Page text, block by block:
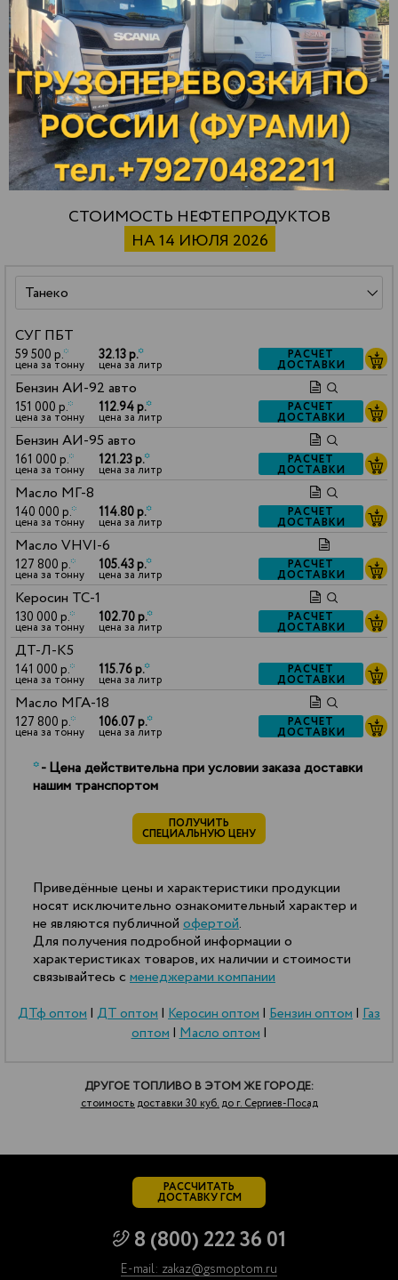
Дзержинск
Дягтерск
Екатеринбург
Елабуга
Жигулевск
Зарайск
Омск
Орел
Оренбург
Орск
Отрадный
Павлово
Шумерля
Энгельс
Южноуральск
Юнгапоси
Янаул
Ярославль
СТОИМОСТЬ НЕФТЕПРОДУКТОВ
НА 14 ИЮЛЯ 2026
СУГ ПБТ
59 500 р.*
цена за тонну
32.13 р.*
цена за литр
РАСЧЕТ
ДОСТАВКИ
Бензин АИ-92 авто
151 000 р.*
цена за тонну
112.94 р.*
цена за литр
РАСЧЕТ
ДОСТАВКИ
Бензин АИ-95 авто
161 000 р.*
цена за тонну
121.23 р.*
цена за литр
РАСЧЕТ
ДОСТАВКИ
Масло МГ-8
140 000 р.*
цена за тонну
114.80 р.*
цена за литр
РАСЧЕТ
ДОСТАВКИ
Масло VHVI-6
127 800 р.*
цена за тонну
105.43 р.*
цена за литр
РАСЧЕТ
ДОСТАВКИ
Керосин ТС-1
130 000 р.*
цена за тонну
102.70 р.*
цена за литр
РАСЧЕТ
ДОСТАВКИ
ДТ-Л-К5
141 000 р.*
цена за тонну
115.76 р.*
цена за литр
РАСЧЕТ
ДОСТАВКИ
Масло МГА-18
127 800 р.*
цена за тонну
106.07 р.*
цена за литр
РАСЧЕТ
ДОСТАВКИ
*- Цена действительна при условии заказа доставки
нашим транспортом
ПОЛУЧИТЬ
СПЕЦИАЛЬНУЮ ЦЕНУ
Приведённые цены и характеристики продукции
носят исключительно ознакомительный характер и
не являются публичной офертой.
Для получения подробной информации о
характеристиках товаров, их наличии и стоимости
связывайтесь с менеджерами компании
ДТф оптом| ДТ оптом| Керосин оптом| Бензин оптом| Газ
оптом|Масло оптом|
ДРУГОЕ ТОПЛИВО В ЭТОМ ЖЕ ГОРОДЕ:
стоимость доставки 30 куб. до г. Сергиев-Посад
РАССЧИТАТЬ
ДОСТАВКУ ГСМ
8 (800) 222 36 01
E-mail: zakaz@gsmoptom.ru